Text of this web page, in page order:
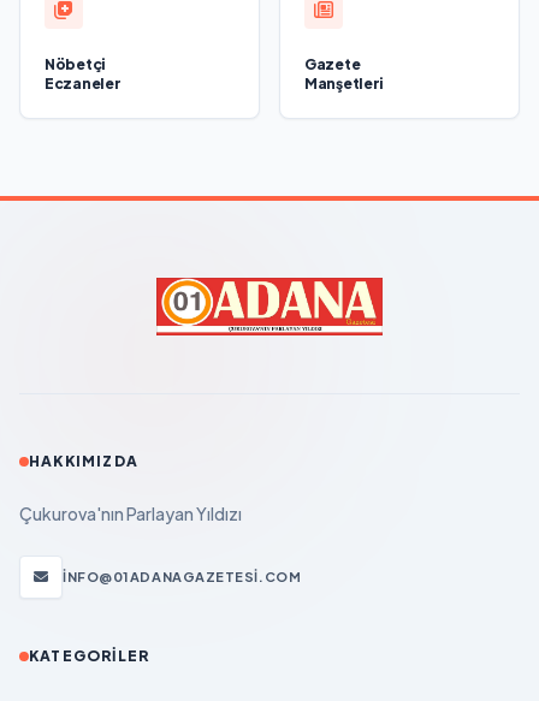
Nöbetçi
Eczaneler
Gazete
Manşetleri
HAKKIMIZDA
Çukurova'nın Parlayan Yıldızı
INFO@01ADANAGAZETESI.COM
KATEGORILER